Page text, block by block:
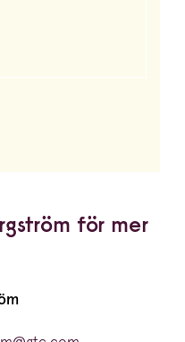
för mer